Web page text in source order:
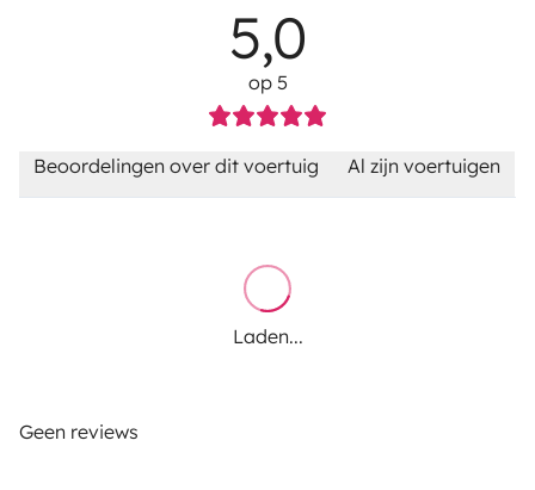
5,0
op 5
Beoordelingen over dit voertuig Al zijn voertuigen
Laden...
Geen reviews